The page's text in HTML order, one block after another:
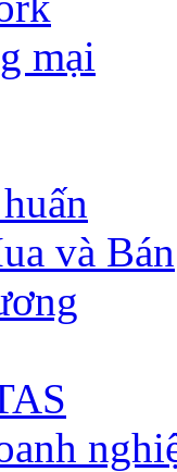
mại
và Bán